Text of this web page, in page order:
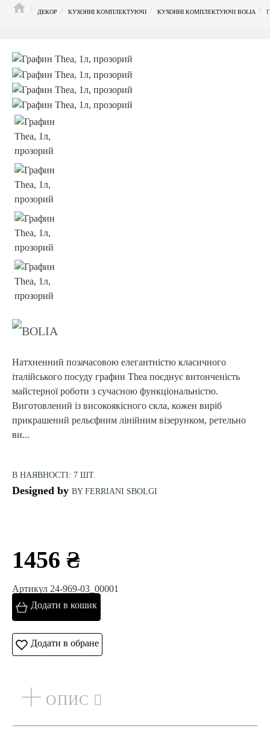
ДЕКОР
КУХОННІ КОМПЛЕКТУЮЧІ КУХОННІ КОМПЛЕКТУЮЧІ BOLIA
Натхненний позачасовою елегантністю класичного
італійського посуду графин Thea поєднує витонченість
майстерної роботи з сучасною функціональністю.
Виготовлений із високоякісного скла, кожен виріб
прикрашений рельєфним лінійним візерунком, ретельно
ви...
В НАЯВНОСТІ: 7 ШТ.
Designed by BY FERRIANI SBOLGI
1456 ₴
Артикул 24-969-03_00001
Додати в кошик
Додати в обране
ОПИС